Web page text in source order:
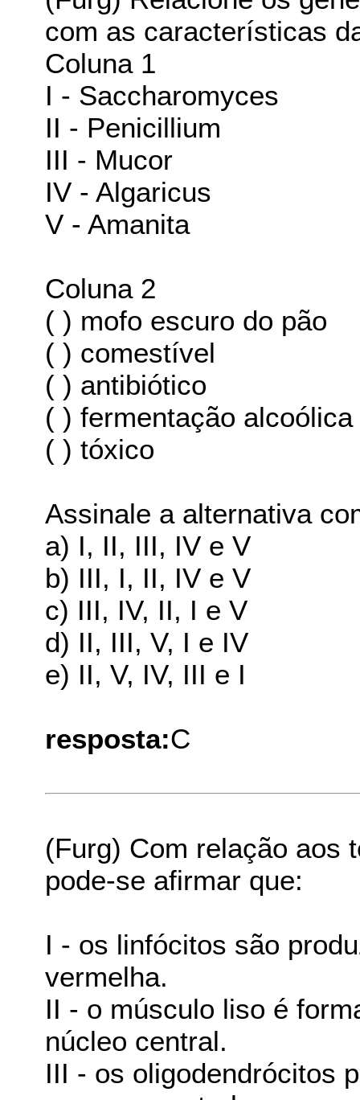
com as características
Coluna 1
I - Saccharomyces
II - Penicillium
III - Mucor
IV - Algaricus
V - Amanita
Coluna 2
( ) mofo escuro do pão
( ) comestível
( ) antibiótico
( ) fermentação alcoólica
( ) tóxico
Assinale a alternativa
a) I, II, III, IV e V
b) III, I, II, IV e V
c) III, IV, II, I e V
d) II, III, V, I e IV
e) II, V, IV, III e I
resposta:C
(Furg) Com relação aos
pode-se afirmar que:
I - os linfócitos são
vermelha.
II - o músculo liso é
núcleo central.
III - os oligodendrócitos